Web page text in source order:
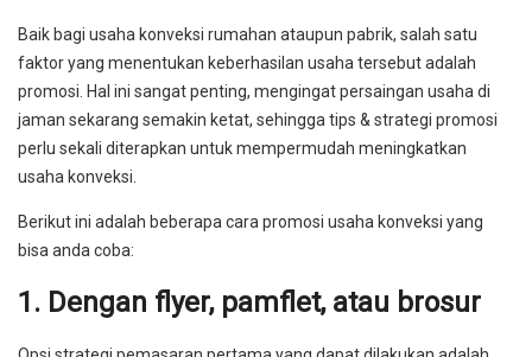
Baik bagi usaha konveksi rumahan ataupun pabrik, salah satu
faktor yang menentukan keberhasilan usaha tersebut adalah
promosi. Hal ini sangat penting, mengingat persaingan usaha di
jaman sekarang semakin ketat, sehingga tips & strategi promosi
perlu sekali diterapkan untuk mempermudah meningkatkan
usaha konveksi.
Berikut ini adalah beberapa cara promosi usaha konveksi yang
bisa anda coba:
1. Dengan flyer, pamflet, atau brosur